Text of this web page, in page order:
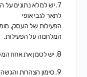
7. יש למלא נתונים
לתאר לגבי אופי
הפעילות של העסק,
המלחמה על הפעילות.
8. יש לסמן את אחוז המקדמה המבוקש.
9. סימון הצהרות והגשה.